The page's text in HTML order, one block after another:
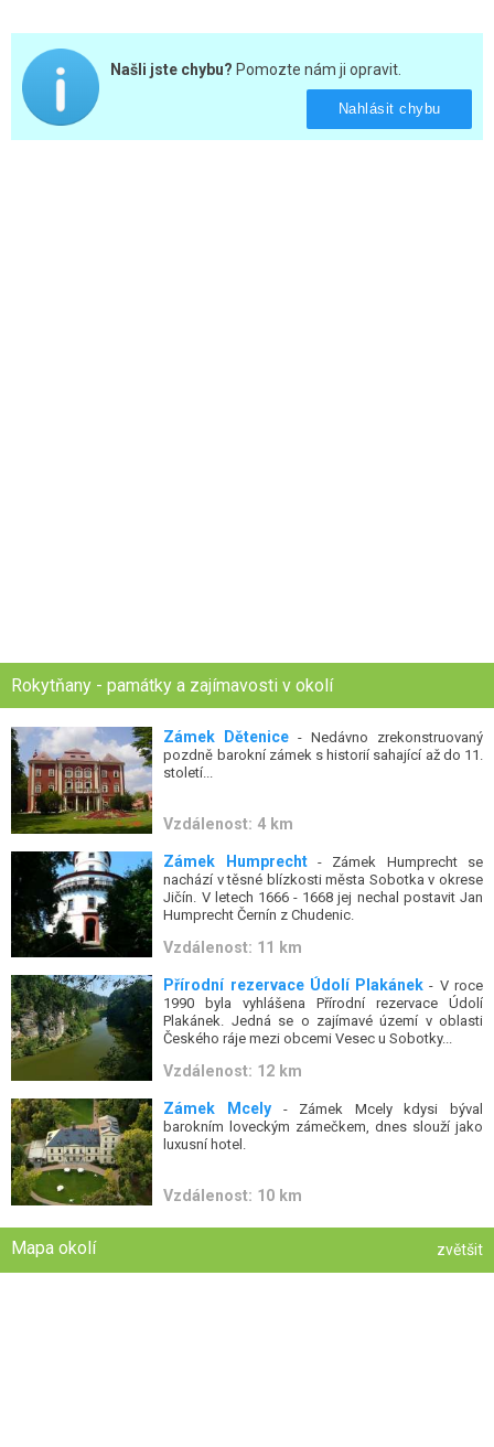
Našli jste chybu? Pomozte nám ji opravit.
Nahlásit chybu
Rokytňany - památky a zajímavosti v okolí
Zámek Dětenice - Nedávno zrekonstruovaný
pozdně barokní zámek s historií sahající až do 11.
století...
Vzdálenost: 4 km
Zámek Humprecht- Zámek Humprecht se
nachází v těsné blízkosti města Sobotka v okrese
Jičín. V letech 1666 - 1668 jej nechal postavit Jan
Humprecht Černín z Chudenic.
Vzdálenost: 11 km
Přírodní rezervace Údolí Plakánek - V roce
1990 byla vyhlášena Přírodní rezervace Údolí
Plakánek. Jedná se o zajímavé území v oblasti
Českého ráje mezi obcemi Vesec u Sobotky...
Vzdálenost: 12 km
Zámek Mcely - Zámek Mcely kdysi býval
barokním loveckým zámečkem, dnes slouží jako
luxusní hotel.
Vzdálenost: 10 km
Mapa okolí zvětšit